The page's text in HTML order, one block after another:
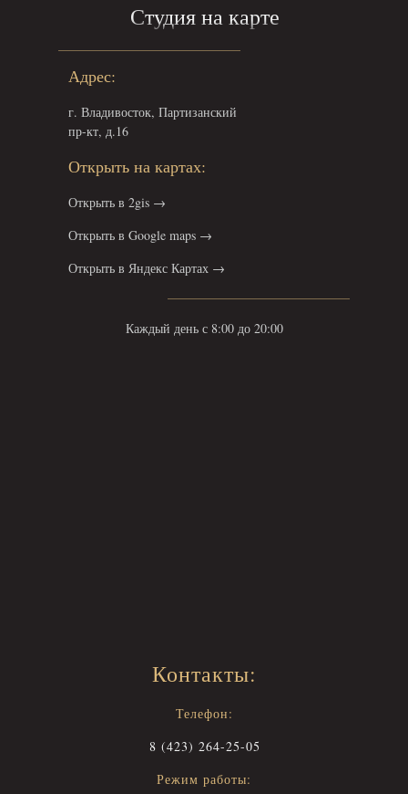
Студия на карте
Адрес:
г. Владивосток, Партизанский
пр-кт, д.16
Открыть в 2gis →
Открыть в Google maps →
Открыть в Яндекс Картах →
Каждый день с 8:00 до 20:00
Открыть на картах:
Контакты:
8 (423) 264-25-05
Телефон:
Режим работы: